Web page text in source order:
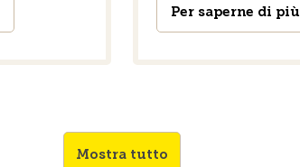
Per saperne di più
Mostra tutto